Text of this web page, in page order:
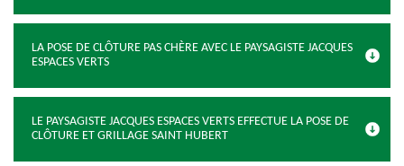
LA POSE DE CLÔTURE PAS CHÈRE AVEC LE PAYSAGISTE JACQUES
ESPACES VERTS
LE PAYSAGISTE JACQUES ESPACES VERTS EFFECTUE LA POSE DE
CLÔTURE ET GRILLAGE SAINT HUBERT